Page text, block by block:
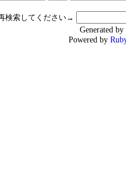
検索してください→
Generated by
Powered by